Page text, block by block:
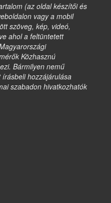
(az oldal készítői és
vagy a mobil
szöveg, kép, videó,
ahol a feltüntetett
Közhasznú
Bármilyen nemű
hozzájárulása
szabadon hivatkozhatók